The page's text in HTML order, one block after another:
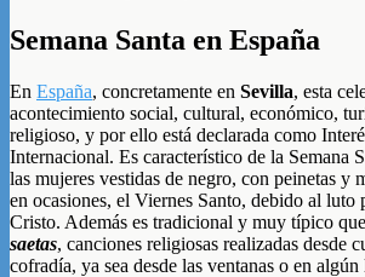
Semana Santa en España
En España, concretamente en Sevilla, esta
acontecimiento social, cultural, económico,
religioso, y por ello está declarada como
Internacional. Es característico de la Semana
las mujeres vestidas de negro, con peinetas y
en ocasiones, el Viernes Santo, debido al luto
Cristo. Además es tradicional y muy típico
saetas, canciones religiosas realizadas desde
cofradía, ya sea desde las ventanas o en